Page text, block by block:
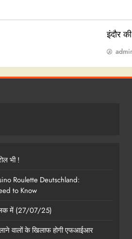
इंदौर
भी !
Roulette Deutschland:
to Know
में (27/07/25)
वालों के खिलाफ होगी एफआईआर